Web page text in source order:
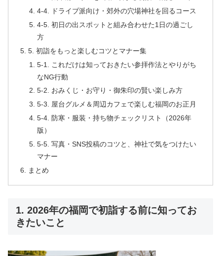
4-4. ドライブ派向け・郊外の穴場神社を回るコース
4-5. 初日の出スポットと組み合わせた1日の過ごし
方
5. 初詣をもっと楽しむコツとマナー集
5-1. これだけは知っておきたい参拝作法とやりがち
なNG行動
5-2. おみくじ・お守り・御朱印の賢い楽しみ方
5-3. 屋台グルメ＆周辺カフェで楽しむ福岡のお正月
5-4. 防寒・服装・持ち物チェックリスト（2026年
版）
5-5. 写真・SNS投稿のコツと、神社で気をつけたい
マナー
まとめ
1. 2026年の福岡で初詣する前に知ってお
きたいこと